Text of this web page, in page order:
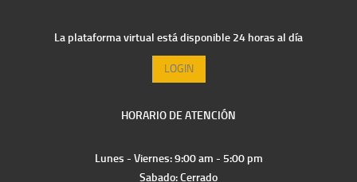
La plataforma virtual está disponible 24 horas al día
LOGIN
HORARIO DE ATENCIÓN
Lunes - Viernes: 9:00 am - 5:00 pm
Sabado: Cerrado